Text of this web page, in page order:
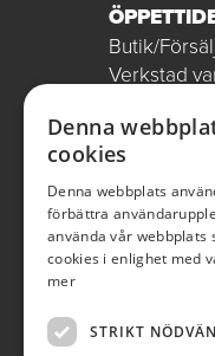
Butik/
Verkstad
0950-12081
Denna
cookies
Denna webbplats
förbättra
använda vår webbplats
cookies i enlighet med
mer
STRIKT